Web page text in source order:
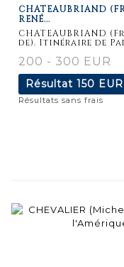
détaillée
CHATEAUBRIAND
RENÉ...
CHATEAUBRIAND
de). Itinéraire de
200 - 300 EUR
Résultat 150 EUR
Résultats sans frais